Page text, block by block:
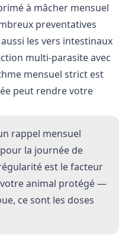
à mâcher mensuel
preventatives
les vers intestinaux
multi-parasite avec
mensuel strict est
peut rendre votre
rappel mensuel
la journée de
est le facteur
animal protégé —
ce sont les doses